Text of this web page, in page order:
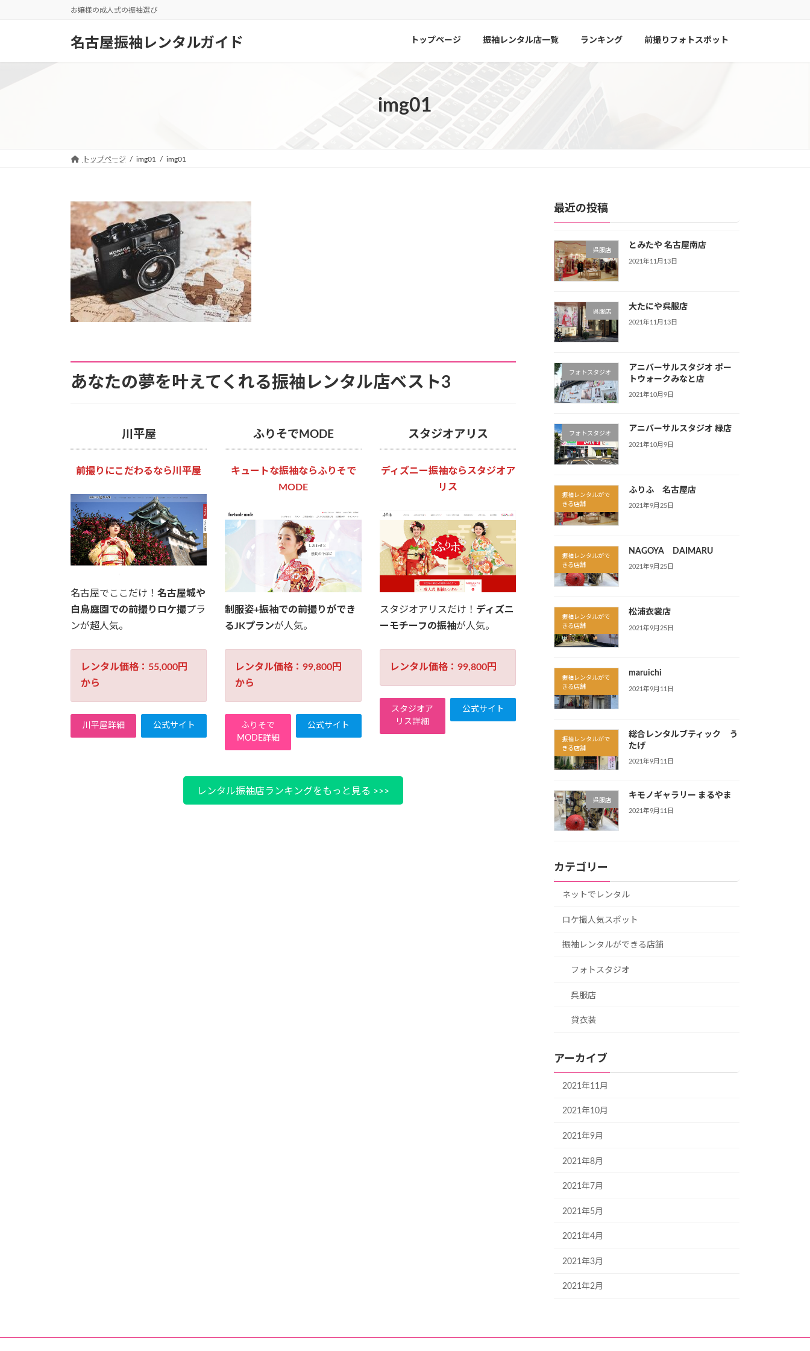
お嬢様の成人式の振袖選び
名古屋振袖レンタルガイド トップページ 振袖レンタル店一覧 ランキング 前撮りフォトスポット
img01
トップページ img01 img01
あなたの夢を叶えてくれる振袖レンタル店ベスト3
川平屋
前撮りにこだわるなら川平屋
名古屋でここだけ！ 名古屋城や
白鳥庭園での前撮りロケ撮プラ
ンが超人気。
レンタル価格：55,000円
から
川平屋詳細 公式サイト
ふりそでMODE
キュートな振袖ならふりそで
MODE
制服姿+振袖での前撮りができ
るJKプランが人気。
レンタル価格：99,800円
から
ふりそで
MODE詳細
公式サイト
スタジオアリス
ディズニー振袖ならスタジオア
リス
スタジオアリスだけ！ ディズニ
ーモチーフの振袖が人気。
レンタル価格：99,800円
スタジオア
リス詳細
公式サイト
レンタル振袖店ランキングをもっと見る >>>
最近の投稿
呉服店
とみたや 名古屋南店
2021年11月13日
呉服店
大たにや呉服店
2021年11月13日
フォトスタジオ
アニバーサルスタジオ ポー
トウォークみなと店
2021年10月9日
フォトスタジオ
アニバーサルスタジオ 緑店
2021年10月9日
振袖レンタルがで
きる店舗
ふりふ 名古屋店
2021年9月25日
振袖レンタルがで
きる店舗
NAGOYA DAIMARU
2021年9月25日
振袖レンタルがで
きる店舗
松浦衣裳店
2021年9月25日
振袖レンタルがで
きる店舗
maruichi
2021年9月11日
振袖レンタルがで
きる店舗
総合レンタルブティック う
たげ
2021年9月11日
呉服店
キモノギャラリー まるやま
2021年9月11日
カテゴリー
ネットでレンタル
ロケ撮人気スポット
振袖レンタルができる店舗
フォトスタジオ
呉服店
貸衣装
アーカイブ
2021年11月
2021年10月
2021年9月
2021年8月
2021年7月
2021年5月
2021年4月
2021年3月
2021年2月